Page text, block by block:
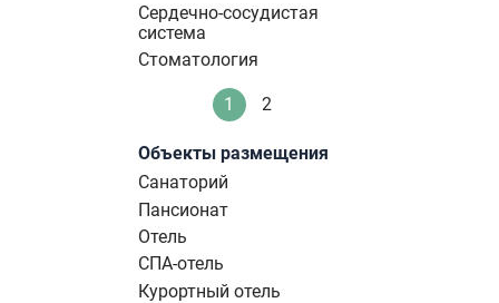
Сердечно-сосудистая
система
Стоматология
Нумерация
страниц Текущая
1 Стандартное
2
Объекты размещения
Санаторий
Пансионат
Отель
СПА-отель
Курортный отель